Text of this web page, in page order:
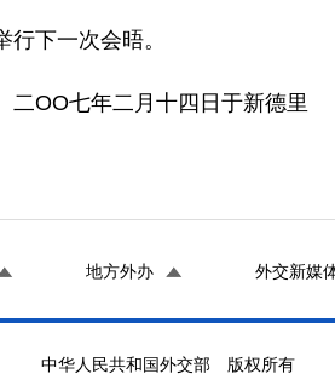
下一次会晤。
于新德里
地方外办 外交新媒
中华人民共和国外交部 版权所有